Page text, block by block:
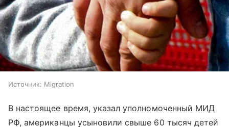
Источник: Migration
В настоящее время, указал уполномоченный МИД
РФ, американцы усыновили свыше 60 тысяч детей